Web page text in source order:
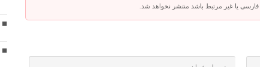
فارسی یا غیر مرتبط باشد منتشر نخواهد شد.